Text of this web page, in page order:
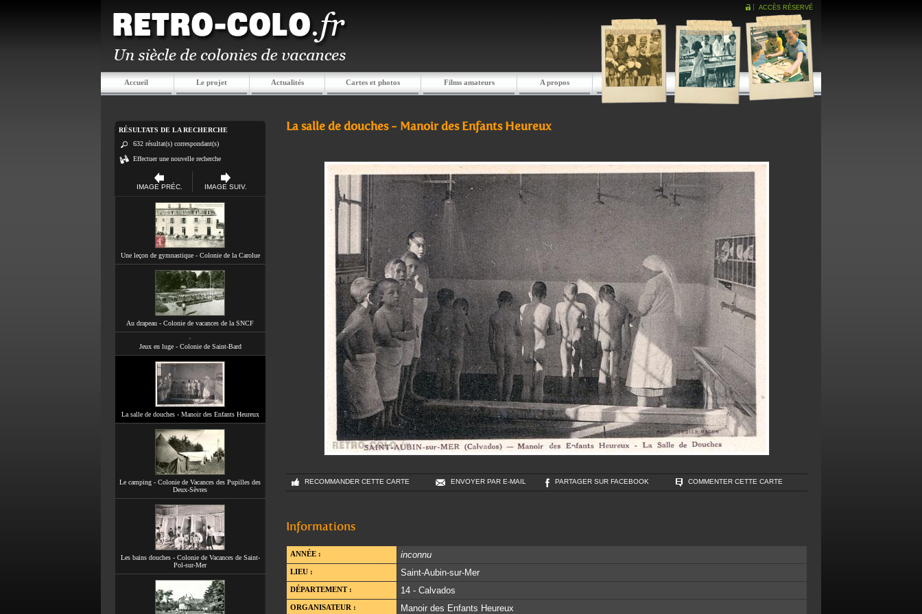
ACCÈS RÉSERVÉ
Accueil Le projet Actualités Cartes et photos Films amateurs A propos
RÉSULTATS DE LA RECHERCHE
632 résultat(s) correspondant(s)
Effectuer une nouvelle recherche
IMAGE PRÉC. IMAGE SUIV.
Une leçon de gymnastique - Colonie de la Carolue
Au drapeau - Colonie de vacances de la SNCF
Jeux en luge - Colonie de Saint-Bard
La salle de douches - Manoir des Enfants Heureux
Le camping - Colonie de Vacances des Pupilles des
Deux-Sèvres
Les bains douches - Colonie de Vacances de Saint-
Pol-sur-Mer
La salle de douches - Manoir des Enfants Heureux
RECOMMANDER CETTE CARTE ENVOYER PAR E-MAIL PARTAGER SUR FACEBOOK COMMENTER CETTE CARTE
Informations
ANNÉE : inconnu
LIEU : Saint-Aubin-sur-Mer
DÉPARTEMENT : 14 - Calvados
ORGANISATEUR : Manoir des Enfants Heureux